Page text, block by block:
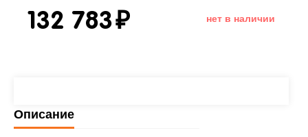
132 783₽ нет в наличии
Описание